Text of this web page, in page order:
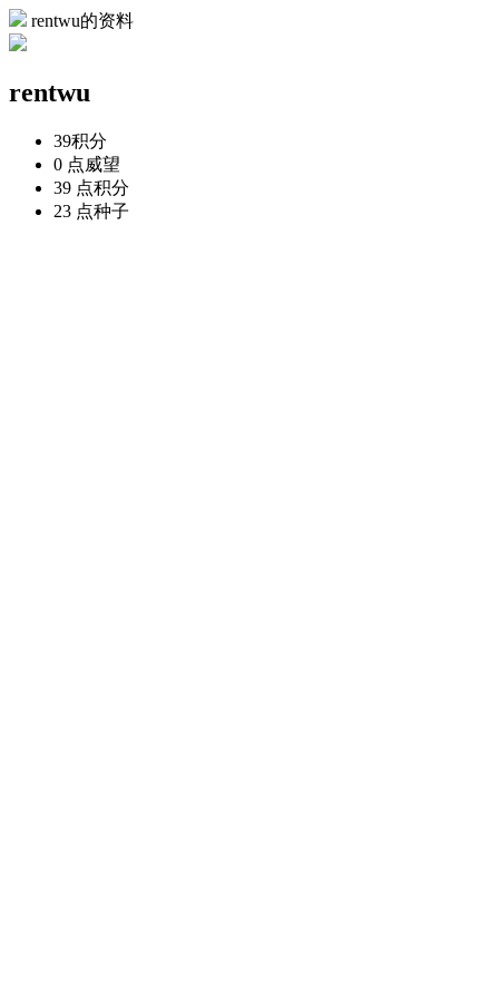
rentwu的资料
rentwu
39积分
0 点威望
39 点积分
23 点种子